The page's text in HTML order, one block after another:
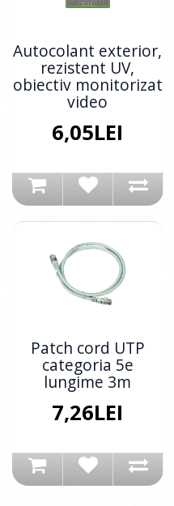
Autocolant exterior,
rezistent UV,
obiectiv monitorizat
video
6,05LEI
Patch cord UTP
categoria 5e
lungime 3m
7,26LEI